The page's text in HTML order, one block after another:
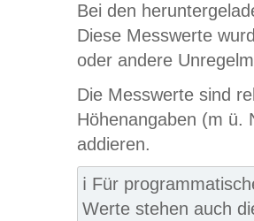
Bei den
Diese Messwerte
oder andere
Die Messwerte sind
Höhenangaben (m ü.
addieren.
ℹ️ Für
Werte stehen auch